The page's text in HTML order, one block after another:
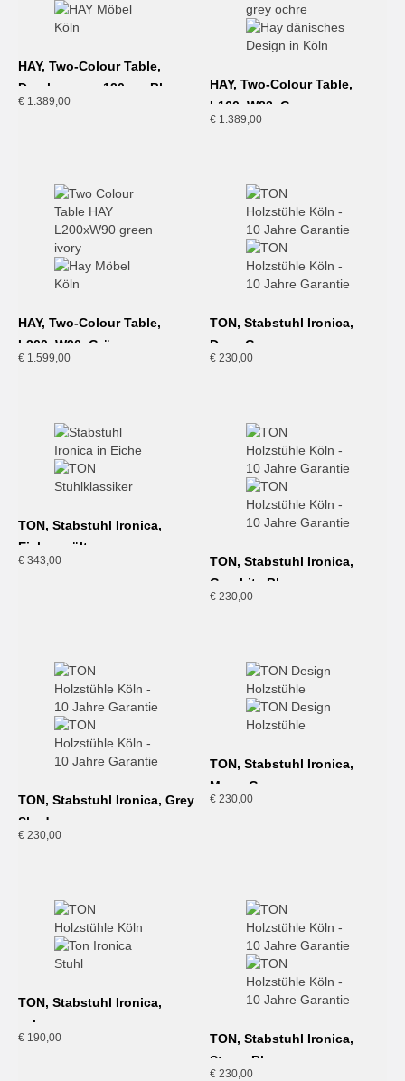
HAY, Two-Colour Table,
Durchmesser 120cm, Blau
€ 1.389,00
HAY, Two-Colour Table,
L160xW82, Grau
€ 1.389,00
HAY, Two-Colour Table,
L200xW90, Grün
€ 1.599,00
TON, Stabstuhl Ironica,
Deep Green
€ 230,00
TON, Stabstuhl Ironica,
Eiche geölt
€ 343,00
TON, Stabstuhl Ironica,
Graphite Blue
€ 230,00
TON, Stabstuhl Ironica, Grey
Shadow
€ 230,00
TON, Stabstuhl Ironica,
Moon Grey
€ 230,00
TON, Stabstuhl Ironica,
schwarz
€ 190,00
TON, Stabstuhl Ironica,
Steam Blue
€ 230,00